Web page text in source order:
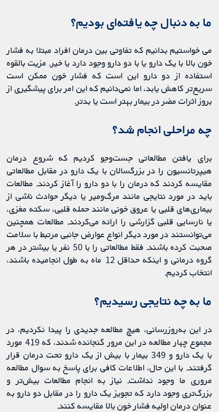
ما به دنبال چه یافته‌ای بودیم؟
می خواستیم بدانیم که تفاوتی بین درمان افراد مبتلا به فشار
خون بالا با یک دارو یا با دو دارو وجود دارد یا خیر. مزیت بالقوه
استفاده از دو دارو این است که فشار خون ممکن است
سریع‌تر کاهش یابد، اما نمی‌دانیم که این امر برای پیشگیری از
بروز اثرات مضر در بیمار بهتر است یا بدتر.
چه مراحلی انجام شد؟
برای یافتن مطالعاتی جست‌وجو کردیم که شروع درمان
هیپرتانسیون را در بزرگسالان با یک دارو در مقابل مطالعاتی
مقایسه کردند که درمان را با دو دارو را آغاز کردند. مطالعات
باید در مورد نتایجی مانند مرگ‌ومیر یا دیگر حوادث ناشی از
بیماری‌های قلبی یا عروق خونی مانند حمله قلبی، سکته مغزی،
یا نارسایی قلبی گزارشی را ارائه می‌کردند. مطالعات همچنین
می‌توانستند در مورد دیگر انواع عوارض جانبی مرتبط با سلامت
صحبت کرده باشند. فقط مطالعاتی را با 50 نفر یا بیشتر در هر
گروه درمانی و اینکه حداقل 12 ماه به طول انجامیده باشند،
انتخاب کردیم.
ما به چه نتایجی رسیدیم؟
در این به‌روزرسانی، هیچ مطالعه جدیدی را پیدا نکردیم، در
مجموع چهار مطالعه در این مرور گنجانده شدند، که 419 مورد
با یک دارو و 349 بیمار با بیش از یک دارو تحت درمان قرار
گرفتند. با این حال، اطلاعات کافی برای پاسخ به سوال مطالعه
مروری ما وجود نداشت. نیاز به انجام مطالعات بیش‌تر و
بزرگ‌تری وجود دارد که تجویز یک دارو را در مقابل دو دارو به
عنوان درمان اولیه فشار خون بالا مقایسه کنند.